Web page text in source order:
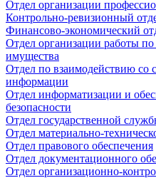
Отдел организации
Контрольно-ревизионный
Финансово-экономический
Отдел организации работы
имущества
Отдел по взаимодействию со
информации
Отдел информатизации и
безопасности
Отдел государственной
Отдел материально-
Отдел правового обеспечения
Отдел документационного
Отдел организационно-